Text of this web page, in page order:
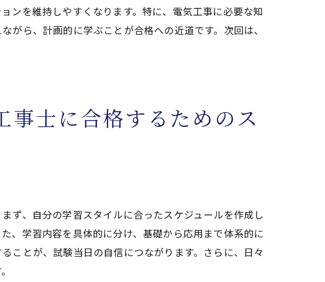
の心構え川崎市川崎区
ンを維持しやすくなります。特に、電気工事に必要な知
ら、計画的に学ぶことが合格への近道です。次回は、
士に合格するためのス
ず、自分の学習スタイルに合ったスケジュールを作成し
、学習内容を具体的に分け、基礎から応用まで体系的に
ことが、試験当日の自信につながります。さらに、日々